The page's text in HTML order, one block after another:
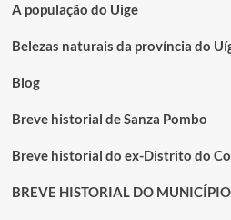
A população do Uige
Belezas naturais da província do
Blog
Breve historial de Sanza Pombo
Breve historial do ex-Distrito do
BREVE HISTORIAL DO